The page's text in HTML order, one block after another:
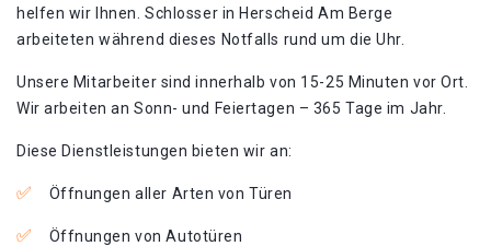
helfen wir Ihnen. Schlosser in Herscheid Am Berge
arbeiteten während dieses Notfalls rund um die Uhr.
Unsere Mitarbeiter sind innerhalb von 15-25 Minuten vor Ort.
Wir arbeiten an Sonn- und Feiertagen – 365 Tage im Jahr.
Diese Dienstleistungen bieten wir an:
Öffnungen aller Arten von Türen
Öffnungen von Autotüren